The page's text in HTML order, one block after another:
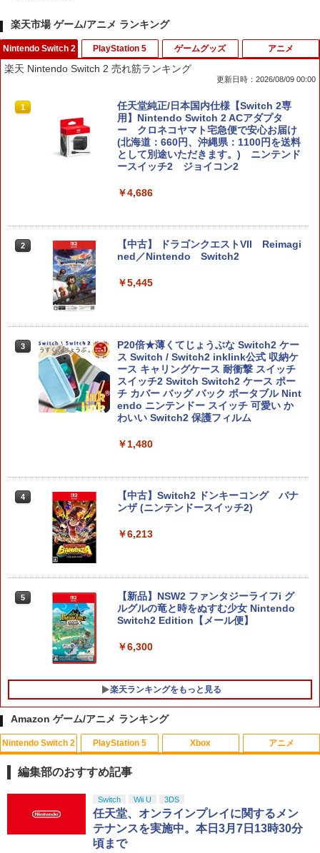
楽天市場 ゲーム/アニメ ランキング
Nintendo Switch 2
楽天 Nintendo Switch 2 売れ筋ランキング
更新日時：2026/08/09 00:00
1
任天堂純正/日本国内仕様【Switch 2専
用】Nintendo Switch 2 ACアダプタ
ー クロネコヤマト宅急便で安心お届け
(北海道：660円、沖縄県：1100円を送料
として別途いただきます。) ニンテンド
ースイッチ2 ジョイコン2
￥4,686
2
【中古】 ドラゴンクエストVII Reimagi
ned／Nintendo Switch2
￥5,445
3
P20倍★薄くてじょうぶな Switch2 ケー
ス Switch / Switch2 inklink公式 収納ケ
ース キャリングケース 耐衝撃 スイッチ
スイッチ2 Switch Switch2 ケース ポー
チ カバー バッグ バック ポータブル Nint
endo ニンテンドー スイッチ 可愛い か
わいい Switch2 保護フィルム
￥1,480
4
【中古】Switch2 ドンキーコング バナ
ンザ (ニンテンドースイッチ2)
￥6,213
5
【新品】NSW2 ファンタジーライフi グ
ルグルの竜と時をぬすむ少女 Nintendo
Switch2 Edition【メール便】
￥6,300
楽天ランキングをもっと見る
PlayStation 5
1
送料無料Battlefield™ 6（バトルフィー
ルド6） 【予約特典】DLC「トゥームス
トーンパック」 同梱 オリジナルBOX入
5 B0FKN6ZL1H
￥3,280
ゲームグッズ
1
【中古美品】 PlayStation 5 ソフト モン
スターハンターワイルズ - PS5 [CERO区
分_C/ 15歳以上対象] 026-260803-ky-17
￥2,000
アニメ
1
【中古】アナと雪の女王 3D 【ブルーレ
イ】／クリステン・ベルブルーレイ／海
外アニメ・定番スタジオ
￥574
Amazon ゲーム/アニメ ランキング
Nintendo Switch 2
スプラトゥーン レイダース|オンライン
コード版
￥5,832
PlayStation 5
PlayStation 5 デジタル・エディション
日本語専用 Console Language: Japan
ese only (CFI-2200B01)
￥55,000
Xbox
【純正品】Xbox ワイヤレス コントロー
ラー + USB-C® ケーブル
￥8,300
アニメ
劇場版「鬼滅の刃」無限城編 第一章 猗
窩座再来 通常版 [Blu-ray]
￥3,982
編集部のおすすめ記事
Switch Wii U 3DS
任天堂、オンラインプレイに関するメン
テナンスを実施中。本日3月7日13時30分
頃まで